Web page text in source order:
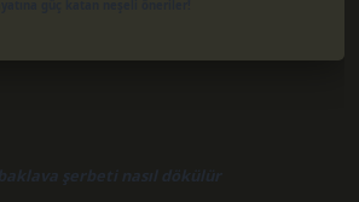
şerbeti nasıl dökülür